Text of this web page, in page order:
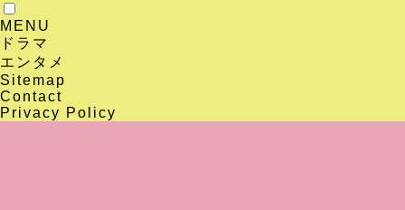
MENU
ドラマ
エンタメ
Sitemap
Contact
Privacy Policy